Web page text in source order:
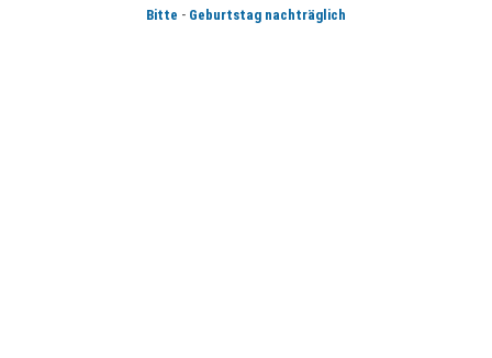
Bitte - Geburtstag nachträglich